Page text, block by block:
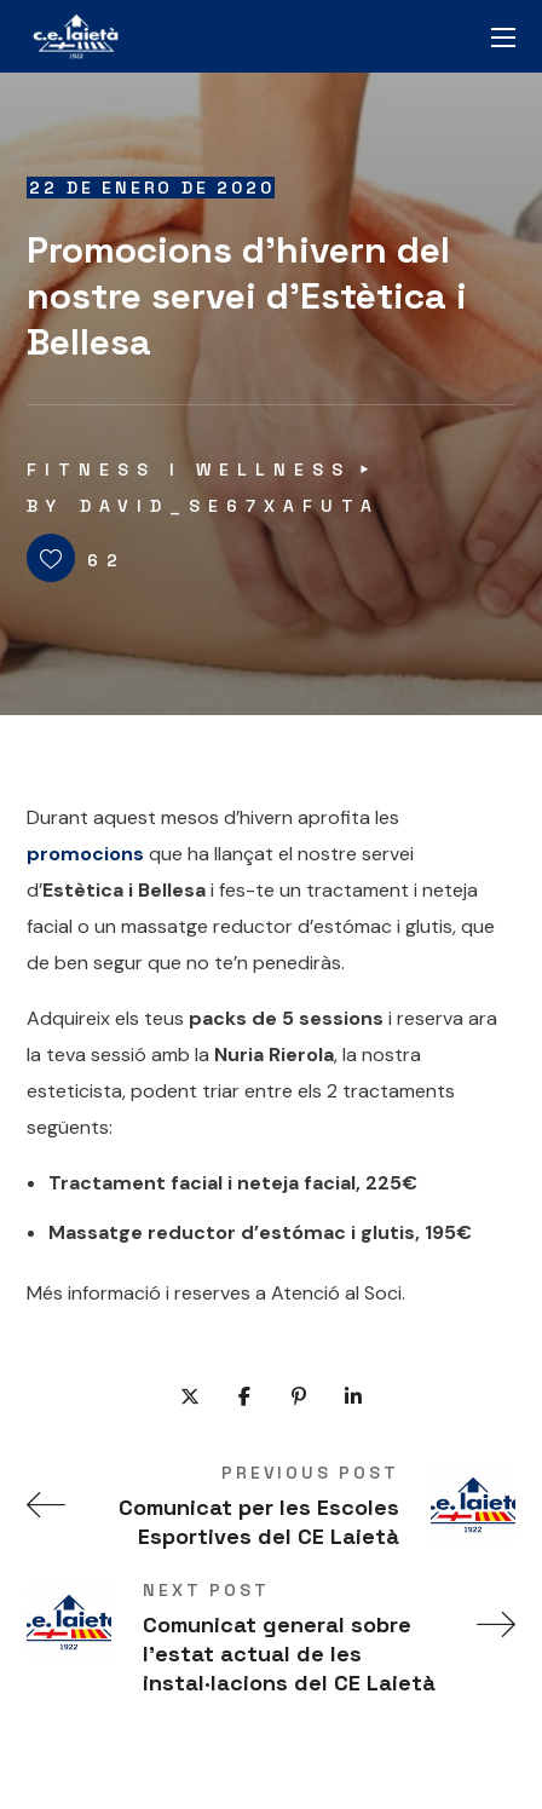
22 DE ENERO DE 2020
Promocions d’hivern del
nostre servei d’Estètica i
Bellesa
FITNESS I WELLNESS
BY DAVID_SE67XAFUTA
62
Durant aquest mesos d’hivern aprofita les
promocions que ha llançat el nostre servei
d’Estètica i Bellesai fes-te un tractament i neteja
facial o un massatge reductor d’estómac i glutis, que
de ben segur que no te’n penediràs.
Adquireix els teus packs de 5 sessionsi reserva ara
la teva sessió amb la Nuria Rierola, la nostra
esteticista, podent triar entre els 2 tractaments
següents:
Tractament facial i neteja facial, 225€
Massatge reductor d’estómac i glutis, 195€
Més informació i reserves a Atenció al Soci.
PREVIOUS POST
Comunicat per les Escoles
Esportives del CE Laietà
NEXT POST
Comunicat general sobre
l'estat actual de les
instal·lacions del CE Laietà